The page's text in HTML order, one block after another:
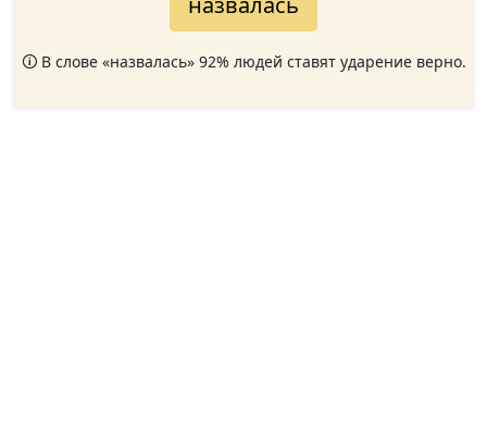
🛈 В слове «назвалась» 92% людей ставят ударение верно.